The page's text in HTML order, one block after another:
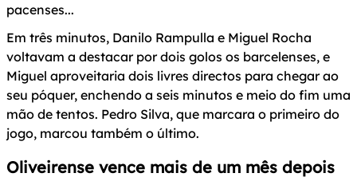
pacenses...
Em três minutos, Danilo Rampulla e Miguel Rocha
voltavam a destacar por dois golos os barcelenses, e
Miguel aproveitaria dois livres directos para chegar ao
seu póquer, enchendo a seis minutos e meio do fim uma
mão de tentos. Pedro Silva, que marcara o primeiro do
jogo, marcou também o último.
Oliveirense vence mais de um mês depois